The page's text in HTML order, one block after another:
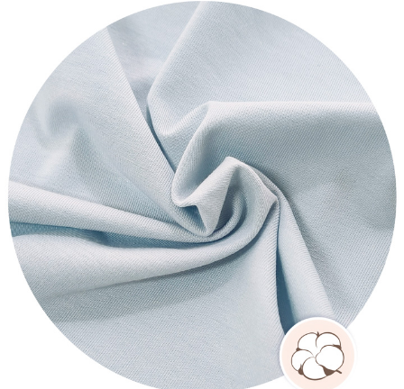
１．透過由恩沛科技股份有限公司提供之「AFTEE先享後付」服務完成之交
易，需依本服務之必要範圍內提供個人資料，並將交易相關給付款項請求債
權轉讓予恩沛科技股份有限公司。
２．關於個人資料處理事宜，請瀏覽以下網址：
https://aftee.tw/terms/#terms3
３．未成年的使用者請事先徵得法定代理人或監護人之同意方可使用
「AFTEE先享後付」，若未經同意申辦者引起之損失，本公司不負相關責
任。
４．使用「AFTEE先享後付」時，將依據個別帳號之用戶狀況，依本公司即
時審查核予不同之上限額度；若仍有額度不足之情形，本公司將視審查結果
請求用戶進行身份認證。
５．嚴禁一人註冊多個帳號或使用他人資訊註冊。若發現惡意使用之情形，
恩沛科技股份有限公司將有權停止該用戶之使用額度並採取法律行動。
每筆NT$80，滿NT$899(含以上)免運費